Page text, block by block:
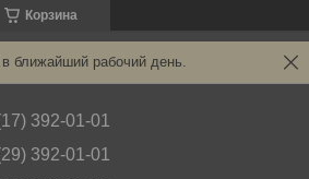
Корзина
ближайший рабочий день.
392-01-01
392-01-01